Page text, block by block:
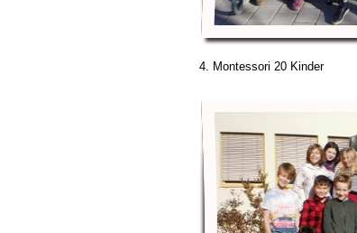
4. Montessori 20 Kinder